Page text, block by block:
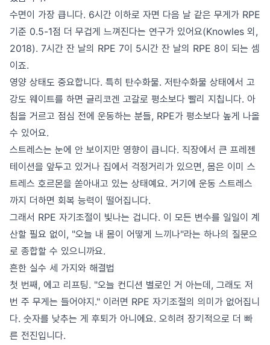
수면이 가장 큽니다. 6시간 이하로 자면 다음 날 같은 무게가 RPE
기준 0.5-1점 더 무겁게 느껴진다는 연구가 있어요(Knowles 외,
2018). 7시간 잔 날의 RPE 7이 5시간 잔 날의 RPE 8이 되는 셈
이죠.
영양 상태도 중요합니다. 특히 탄수화물. 저탄수화물 상태에서 고
강도 웨이트를 하면 글리코겐 고갈로 평소보다 빨리 지칩니다. 아
침을 거르고 점심 전에 운동하는 분들, RPE가 평소보다 높게 나올
수 있어요.
스트레스는 눈에 안 보이지만 영향이 큽니다. 직장에서 큰 프레젠
테이션을 앞두고 있거나 집에서 걱정거리가 있으면, 몸은 이미 스
트레스 호르몬을 쏟아내고 있는 상태예요. 거기에 운동 스트레스
까지 더하면 회복 능력이 떨어집니다.
그래서 RPE 자기조절이 빛나는 겁니다. 이 모든 변수를 일일이 계
산할 필요 없이, "오늘 내 몸이 어떻게 느끼나"라는 하나의 질문으
로 종합할 수 있으니까요.
흔한 실수 세 가지와 해결법
첫 번째, 에고 리프팅. "오늘 컨디션 별로인 거 아는데, 그래도 저
번 주 무게는 들어야지." 이러면 RPE 자기조절의 의미가 없어집니
다. 숫자를 낮추는 게 후퇴가 아니에요. 오히려 장기적으로 더 빠
른 전진입니다.